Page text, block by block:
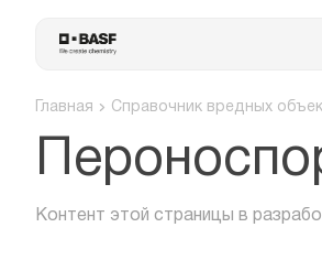
Главная Справочник вредных
Контент этой страницы в